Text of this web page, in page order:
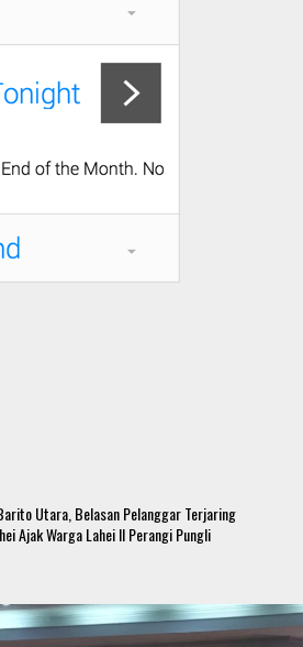
Utara, Belasan Pelanggar Terjaring
Ajak Warga Lahei II Perangi Pungli